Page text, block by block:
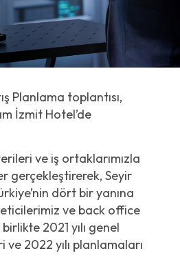
Planlama toplantısı,
İzmit Hotel’de
ve iş ortaklarımızla
gerçekleştirerek, Seyir
dört bir yanına
ve back office
2021 yılı genel
2022 yılı planlamaları